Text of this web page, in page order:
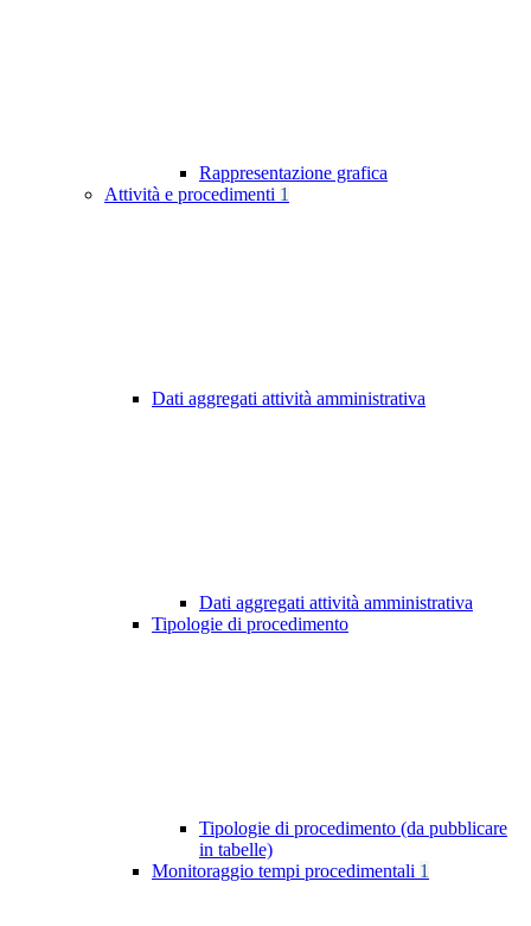
Rappresentazione grafica
Attività e procedimenti 1
Dati aggregati attività amministrativa
Dati aggregati attività amministrativa
Tipologie di procedimento
Tipologie di procedimento (da pubblicare
in tabelle)
Monitoraggio tempi procedimentali 1